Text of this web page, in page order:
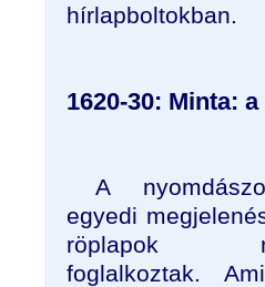
hírlapboltokban.
1620-30: Minta:
A
egyedi
röplapok
foglalkoztak.